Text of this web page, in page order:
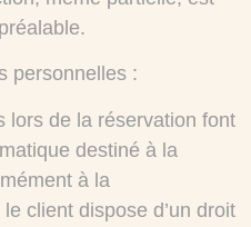
personnelles :
lors de la réservation font
destiné à la
à la
client dispose d’un droit